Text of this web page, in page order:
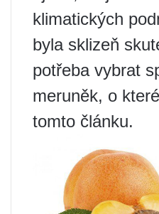
klimatických
byla sklizeň
potřeba vybrat
meruněk, o
tomto článku.